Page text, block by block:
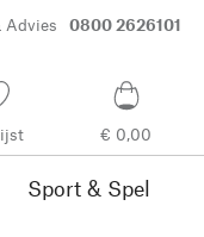
Advies 0800 2626101
€ 0,00
Sport & Spel